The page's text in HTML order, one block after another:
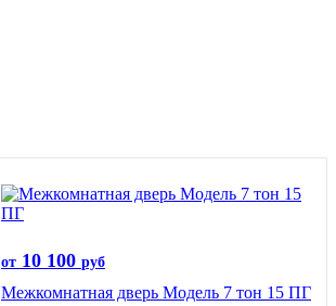
от 10 100 руб
Межкомнатная дверь Модель 7 тон 15 ПГ